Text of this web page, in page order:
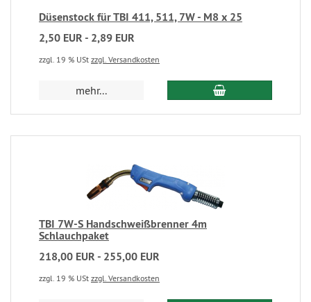
Düsenstock für TBI 411, 511, 7W - M8 x 25
2,50 EUR - 2,89 EUR
zzgl. 19 % USt zzgl. Versandkosten
mehr...
TBI 7W-S Handschweißbrenner 4m
Schlauchpaket
218,00 EUR - 255,00 EUR
zzgl. 19 % USt zzgl. Versandkosten